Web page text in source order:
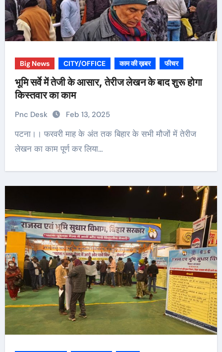
Big News CITY/OFFICE काम की ख़बर फीचर
भूमि सर्वे में तेजी के आसार, तेरीज लेखन के बाद शुरू होगा
किस्तवार का काम
Pnc Desk Feb 13, 2025
पटना।। फरवरी माह के अंत तक बिहार के सभी मौजों में तेरीज
लेखन का काम पूर्ण कर लिया…